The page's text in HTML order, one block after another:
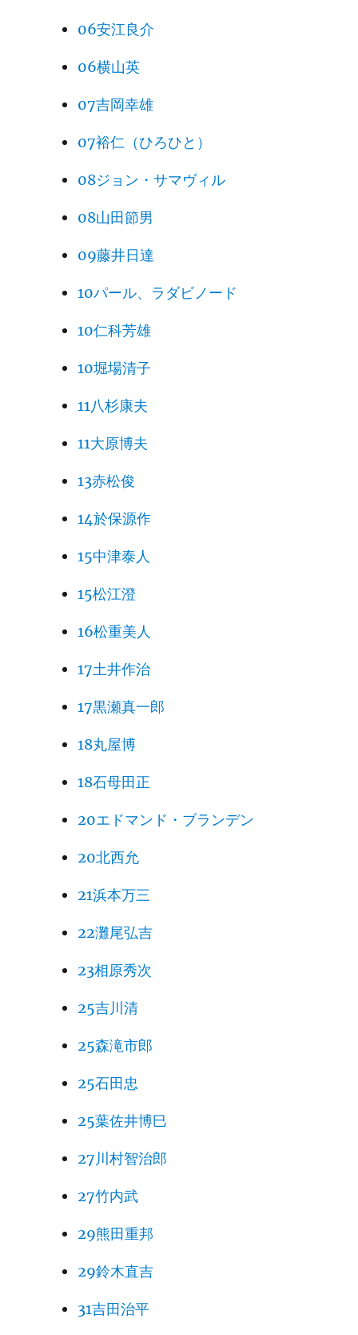
06安江良介
06横山英
07吉岡幸雄
07裕仁（ひろひと）
08ジョン・サマヴィル
08山田節男
09藤井日達
10パール、ラダビノード
10仁科芳雄
10堀場清子
11八杉康夫
11大原博夫
13赤松俊
14於保源作
15中津泰人
15松江澄
16松重美人
17土井作治
17黒瀬真一郎
18丸屋博
18石母田正
20エドマンド・ブランデン
20北西允
21浜本万三
22灘尾弘吉
23相原秀次
25吉川清
25森滝市郎
25石田忠
25葉佐井博巳
27川村智治郎
27竹内武
29熊田重邦
29鈴木直吉
31吉田治平